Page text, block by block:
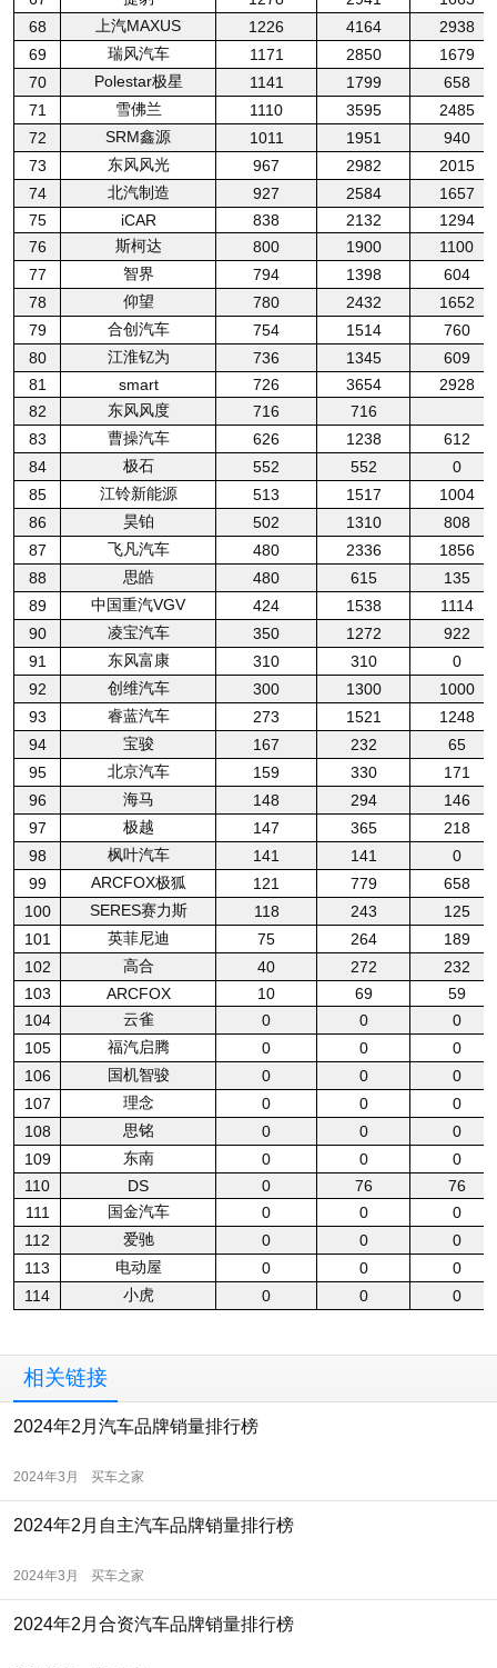
68
上汽MAXUS 1226 4164
2938
69
瑞风汽车 1171 2850
1679
70
Polestar极星 1141 1799
658
71
雪佛兰 1110 3595
2485
72
SRM鑫源 1011 1951
940
73
东风风光 967 2982
2015
74
北汽制造 927 2584
1657
75
iCAR 838 2132
1294
76
斯柯达 800 1900
1100
77
智界 794 1398
604
78
仰望 780 2432
1652
79
合创汽车 754 1514
760
80
江淮钇为 736 1345
609
81
smart 726 3654
2928
82
东风风度 716
716
83
曹操汽车 626 1238
612
84
极石 552 552
0
85
江铃新能源 513 1517
1004
86
昊铂 502 1310
808
87
飞凡汽车 480 2336
1856
88
思皓 480 615
135
89
中国重汽VGV 424 1538
1114
90
凌宝汽车 350 1272
922
91
东风富康 310 310
0
92
创维汽车 300 1300
1000
93
睿蓝汽车 273 1521
1248
94
宝骏 167 232
65
95
北京汽车 159 330
171
96
海马 148 294
146
97
极越 147 365
218
98
枫叶汽车 141 141
0
99
ARCFOX极狐 121 779
658
100
SERES赛力斯 118 243
125
101
英菲尼迪 75 264
189
102
高合 40 272
232
103
ARCFOX 10 69
59
104
云雀 0 0
0
105
福汽启腾 0 0
0
106
国机智骏 0 0
0
107
理念 0 0
0
108
思铭 0 0
0
109
东南 0 0
0
110
DS 0 76
76
111
国金汽车 0 0
0
112
爱驰 0 0
0
113
电动屋 0 0
0
114
小虎 0 0 0
相关链接
2024年2月汽车品牌销量排行榜
2024年3月 买车之家
2024年2月自主汽车品牌销量排行榜
2024年3月 买车之家
2024年2月合资汽车品牌销量排行榜